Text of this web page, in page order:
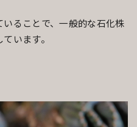
ることで、一般的な石化株
います。